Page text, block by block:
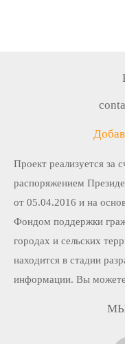
Проект реализуется за
распоряжением
от 05.04.2016 и на
Фондом поддержки
городах и сельских
находится в стадии
информации. Вы можете